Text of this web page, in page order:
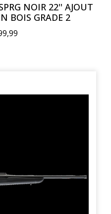
NOIR 22'' AJOUT
BOIS GRADE 2